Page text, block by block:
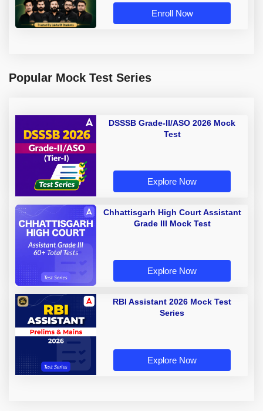
Enroll Now
Popular Mock Test Series
DSSSB Grade-II/ASO 2026 Mock
Test
Explore Now
Chhattisgarh High Court Assistant
Grade III Mock Test
Explore Now
RBI Assistant 2026 Mock Test
Series
Explore Now